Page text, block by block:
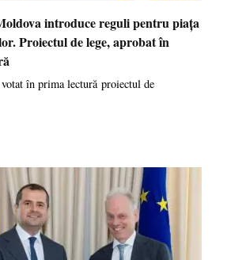
introduce reguli pentru piața
Proiectul de lege, aprobat în
în prima lectură proiectul de